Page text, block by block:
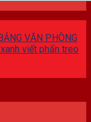
VĂN PHÒNG
viết phấn treo